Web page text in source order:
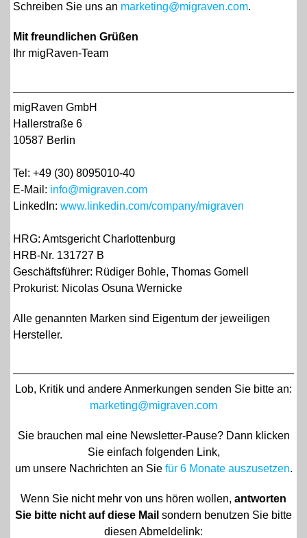
Schreiben Sie uns an marketing@migraven.com.
Mit freundlichen Grüßen
Ihr migRaven-Team
migRaven GmbH
Hallerstraße 6
10587 Berlin
Tel: +49 (30) 8095010-40
E-Mail: info@migraven.com
LinkedIn: www.linkedin.com/company/migraven
HRG: Amtsgericht Charlottenburg
HRB-Nr. 131727 B
Geschäftsführer: Rüdiger Bohle, Thomas Gomell
Prokurist: Nicolas Osuna Wernicke
Alle genannten Marken sind Eigentum der jeweiligen
Hersteller.
Lob, Kritik und andere Anmerkungen senden Sie bitte an:
marketing@migraven.com
Sie brauchen mal eine Newsletter-Pause? Dann klicken
Sie einfach folgenden Link,
um unsere Nachrichten an Sie für 6 Monate auszusetzen.
Wenn Sie nicht mehr von uns hören wollen, antworten
Sie bitte nicht auf diese Mail sondern benutzen Sie bitte
diesen Abmeldelink: